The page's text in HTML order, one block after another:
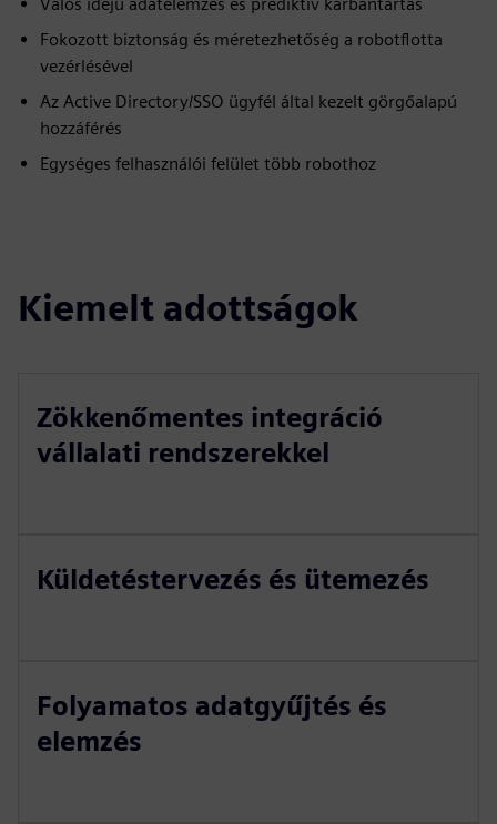
Fokozott biztonság és méretezhetőség a robotflotta
vezérlésével
Az Active Directory/SSO ügyfél által kezelt görgőalapú
hozzáférés
Egységes felhasználói felület több robothoz
Kiemelt adottságok
Zökkenőmentes integráció
vállalati rendszerekkel
Küldetéstervezés és ütemezés
Folyamatos adatgyűjtés és
elemzés